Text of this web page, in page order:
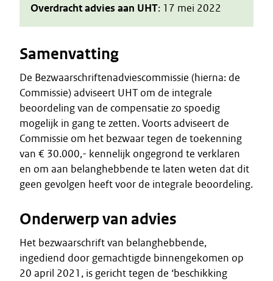
Overdracht advies aan UHT: 17 mei 2022
Samenvatting
De Bezwaarschriftenadviescommissie (hierna: de
Commissie) adviseert UHT om de integrale
beoordeling van de compensatie zo spoedig
mogelijk in gang te zetten. Voorts adviseert de
Commissie om het bezwaar tegen de toekenning
van € 30.000,- kennelijk ongegrond te verklaren
en om aan belanghebbende te laten weten dat dit
geen gevolgen heeft voor de integrale beoordeling.
Onderwerp van advies
Het bezwaarschrift van belanghebbende,
ingediend door gemachtigde binnengekomen op
20 april 2021, is gericht tegen de ‘beschikking